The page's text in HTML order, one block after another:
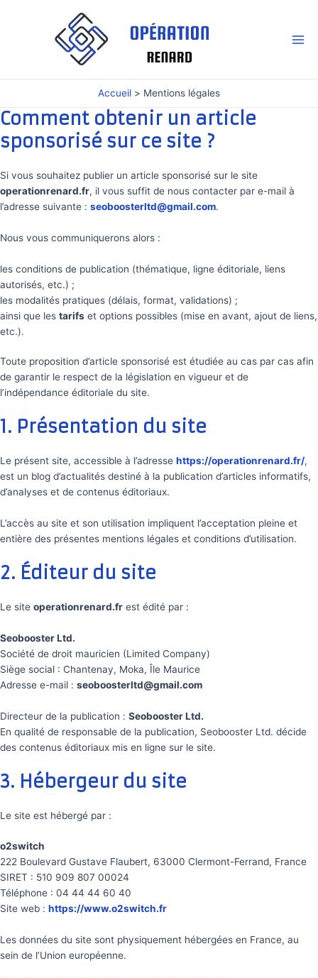
Accueil Mentions légales
Comment obtenir un article
sponsorisé sur ce site ?
Si vous souhaitez publier un article sponsorisé sur le site
operationrenard.fr, il vous suffit de nous contacter par e-mail à
l’adresse suivante : seoboosterltd@gmail.com.
Nous vous communiquerons alors :
les conditions de publication (thématique, ligne éditoriale, liens
autorisés, etc.) ;
les modalités pratiques (délais, format, validations) ;
ainsi que les tarifs et options possibles (mise en avant, ajout de liens,
etc.).
Toute proposition d’article sponsorisé est étudiée au cas par cas afin
de garantir le respect de la législation en vigueur et de
l’indépendance éditoriale du site.
1. Présentation du site
Le présent site, accessible à l’adresse https://operationrenard.fr/,
est un blog d’actualités destiné à la publication d’articles informatifs,
d’analyses et de contenus éditoriaux.
L’accès au site et son utilisation impliquent l’acceptation pleine et
entière des présentes mentions légales et conditions d’utilisation.
2. Éditeur du site
Le site operationrenard.fr est édité par :
Seobooster Ltd.
Société de droit mauricien (Limited Company)
Siège social : Chantenay, Moka, Île Maurice
Adresse e-mail : seoboosterltd@gmail.com
Directeur de la publication : Seobooster Ltd.
En qualité de responsable de la publication, Seobooster Ltd. décide
des contenus éditoriaux mis en ligne sur le site.
3. Hébergeur du site
Le site est hébergé par :
o2switch
222 Boulevard Gustave Flaubert, 63000 Clermont-Ferrand, France
SIRET : 510 909 807 00024
Téléphone : 04 44 44 60 40
Site web : https://www.o2switch.fr
Les données du site sont physiquement hébergées en France, au
sein de l’Union européenne.